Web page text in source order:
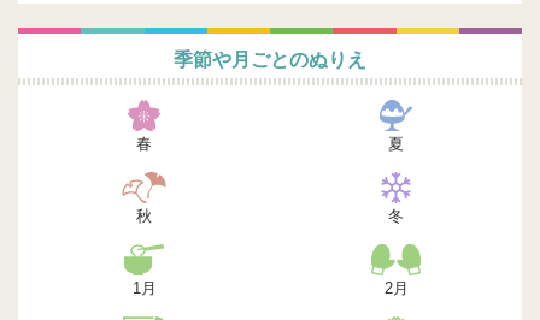
季節や月ごとのぬりえ
春 夏
秋 冬
1月 2月